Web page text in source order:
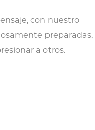
con nuestro
preparadas,
a otros.